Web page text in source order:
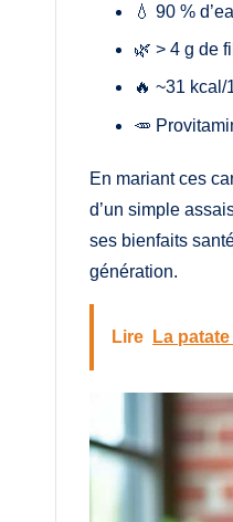
💧 90 %
🌿 > 4 g de
🔥 ~31
🥕
En mariant ces
d’un simple
ses bienfaits
génération.
Lire La